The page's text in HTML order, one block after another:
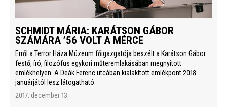
SCHMIDT MÁRIA: KARÁTSON GÁBOR
SZÁMÁRA ’56 VOLT A MÉRCE
Erről a Terror Háza Múzeum főigazgatója beszélt a Karátson Gábor
festő, író, filozófus egykori műteremlakásában megnyitott
emlékhelyen. A Deák Ferenc utcában kialakított emlékpont 2018
januárjától lesz látogatható.
2017. december 13.